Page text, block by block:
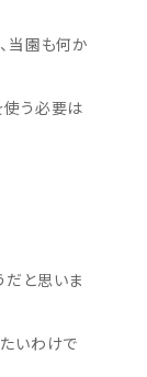
当園も何か
使う必要は
と思いま
いわけで